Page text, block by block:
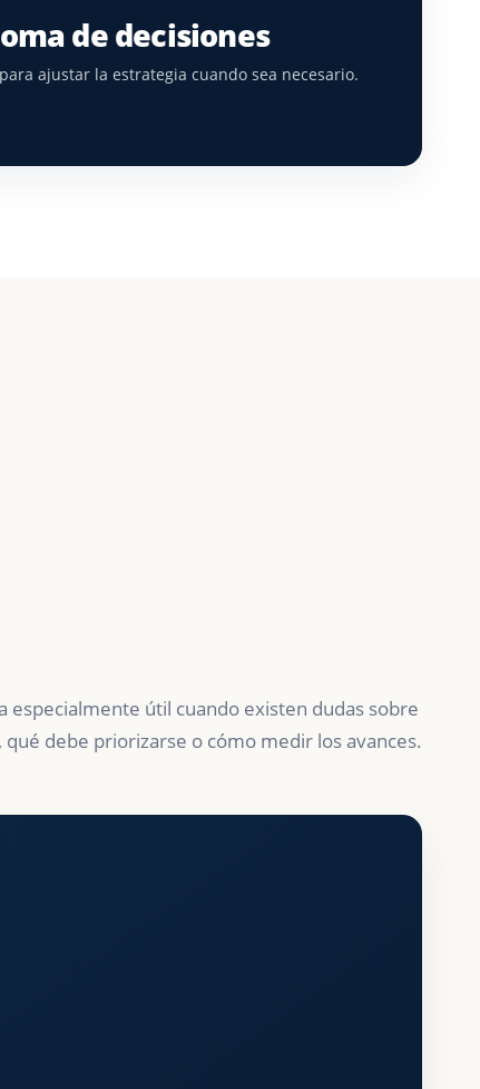
de decisiones
ajustar la estrategia cuando sea necesario.
especialmente útil cuando existen dudas sobre
debe priorizarse o cómo medir los avances.